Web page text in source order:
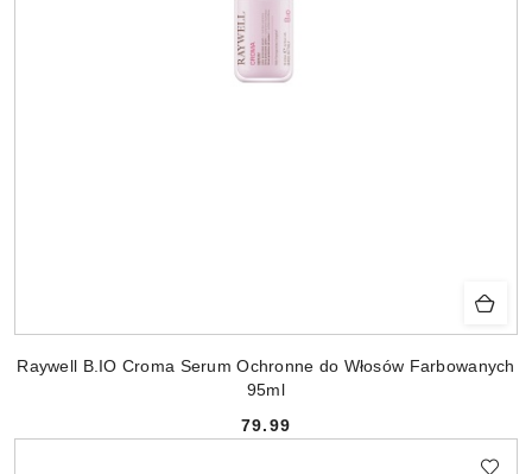
Raywell B.IO Croma Serum Ochronne do Włosów Farbowanych
95ml
Cena:
79.99